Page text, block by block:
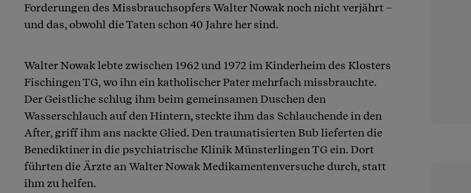
Forderungen des Missbrauchsopfers Walter Nowak noch nicht verjährt –
und das, obwohl die Taten schon 40 Jahre her sind.
Walter Nowak lebte zwischen 1962 und 1972 im Kinderheim des Klosters
Fischingen TG, wo ihn ein katholischer Pater mehrfach missbrauchte.
Der Geistliche schlug ihm beim gemeinsamen Duschen den
Wasserschlauch auf den Hintern, steckte ihm das Schlauchende in den
After, griff ihm ans nackte Glied. Den traumatisierten Bub lieferten die
Benediktiner in die psychiatrische Klinik Münsterlingen TG ein. Dort
führten die Ärzte an Walter Nowak Medikamentenversuche durch, statt
ihm zu helfen.